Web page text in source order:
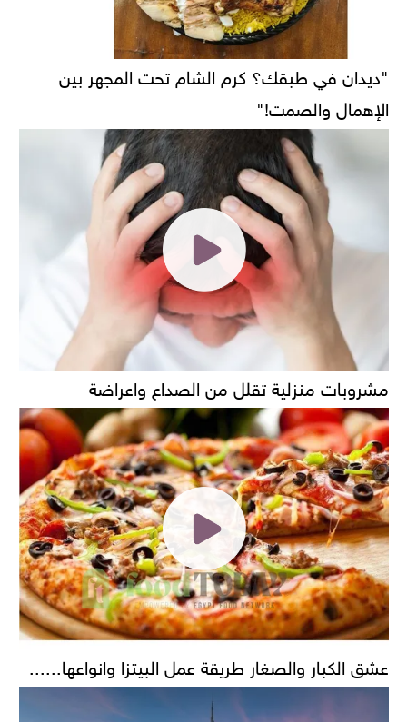
"ديدان في طبقك؟ كرم الشام تحت المجهر بين
الإهمال والصمت!"
مشروبات منزلية تقلل من الصداع واعراضة
عشق الكبار والصغار طريقة عمل البيتزا وانواعها......